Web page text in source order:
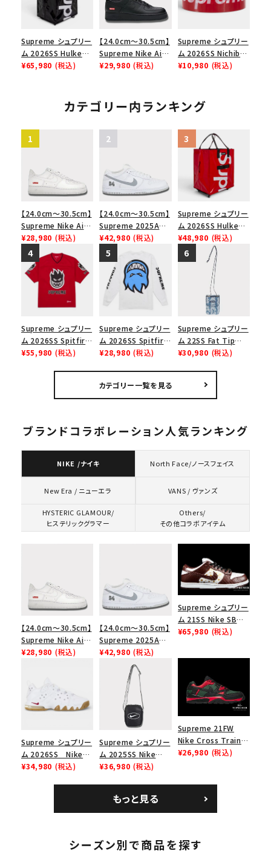
カー シューズ ホワイ
Supreme シュプリー
ム 2026SS Hulken
Rolling Tote
¥65,980 (税込)
【24.0cm～30.5cm】
Supreme Nike Air
Force 1 Low シュプ
ューズ ブラック
¥29,980 (税込)
Supreme シュプリー
ム 2026SS Nichiban
Packing Tape ニ
¥10,980 (税込)
カテゴリー内ランキング
【24.0cm～30.5cm】
Supreme Nike Air
Force 1 Low シュプ
リーム ナイキエアフォ
ース１スニーカー シ
ューズ ホワイト
¥28,980 (税込)
【24.0cm～30.5cm】
Supreme 2025AW
Nike SB Dunk Low
ナイキ SB ダンク ロ
ー スニーカー ホワイ
¥42,980 (税込)
Supreme シュプリー
ム 2026SS Hulken
Rolling Tote
Bag ハルケン ロー
リングトートバッグ
¥48,980 (税込)
Supreme シュプリー
ム 2026SS Spitfire
Football Jersey
¥55,980 (税込)
Supreme シュプリー
ム 2026SS Spitfire
L/S Tee スピットファ
¥28,980 (税込)
Supreme シュプリー
ム 22SS Fat Tip
Jacquard Denim
ムネックポーチ ブル
ー
¥30,980 (税込)
カテゴリー一覧を見る
ブランドコラボレーション人気ランキング
NIKE /ナイキ North Face/ノースフェイス
New Era / ニューエラ VANS / ヴァンズ
HYSTERIC GLAMOUR/
ヒステリックグラマー
Others/
その他コラボアイテム
【24.0cm～30.5cm】
Supreme Nike Air
Force 1 Low シュプ
ューズ ホワイト
¥28,980 (税込)
【24.0cm～30.5cm】
Supreme 2025AW
Nike SB Dunk Low
ナイキ SB ダンク ロ
ー スニーカー ホワイ
¥42,980 (税込)
Supreme シュプリー
ム 21SS Nike SB
Dunk Low ナイキSB
¥65,980 (税込)
Supreme シュプリー
ム 2026SS Nike
SB Air Max 2 CB 94
¥34,980 (税込)
Supreme シュプリー
ム 2025SS Nike
Leather Shoulder
ク 黒
¥36,980 (税込)
Supreme 21FW
Nike Cross Trainer
Low ナイキクロスト
¥26,980 (税込)
もっと見る
シーズン別で商品を探す